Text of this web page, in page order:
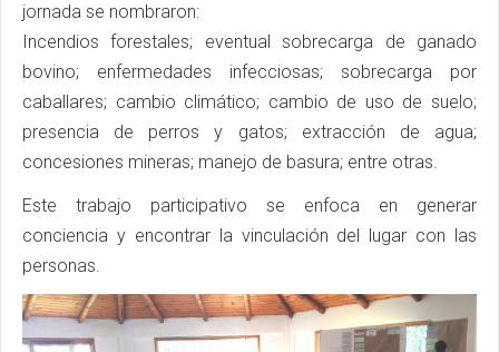
jornada se nombraron:
Incendios forestales; eventual sobrecarga de ganado
bovino; enfermedades infecciosas; sobrecarga por
caballares; cambio climático; cambio de uso de suelo;
presencia de perros y gatos; extracción de agua;
concesiones mineras; manejo de basura; entre otras.
Este trabajo participativo se enfoca en generar
conciencia y encontrar la vinculación del lugar con las
personas.